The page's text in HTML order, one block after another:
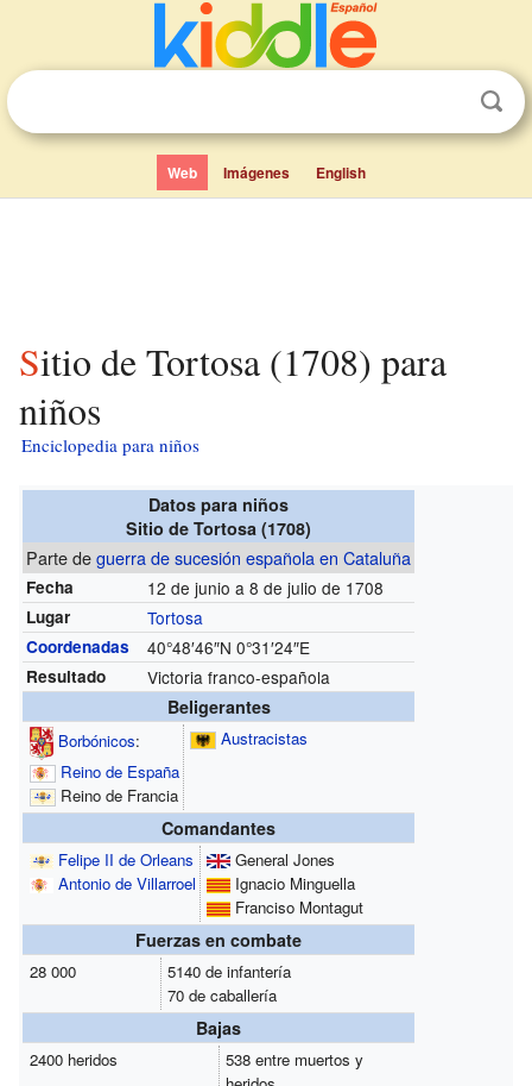
Web Imágenes English
Sitio de Tortosa (1708) para
niños
Enciclopedia para niños
Datos para niños
Sitio de Tortosa (1708)
Parte deguerra de sucesión española en Cataluña
Fecha 12 de junio a 8 de julio de 1708
Lugar Tortosa
Coordenadas 40°48′46″N 0°31′24″E
Resultado
Victoria franco-española
Beligerantes
Borbónicos:
Reino de España
Reino de Francia
Austracistas
Comandantes
Felipe II de Orleans
Antonio de Villarroel
General Jones
Ignacio Minguella
Franciso Montagut
Fuerzas en combate
28 000
5140 de infantería
70 de caballería
Bajas
2400 heridos
538 entre muertos y